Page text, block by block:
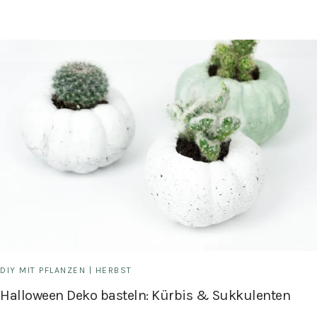
DIY MIT PFLANZEN | HERBST
Halloween Deko basteln: Kürbis & Sukkulenten